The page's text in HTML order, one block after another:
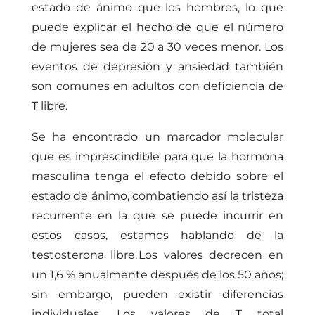
estado de ánimo que los hombres, lo que
puede explicar el hecho de que el número
de mujeres sea de 20 a 30 veces menor. Los
eventos de depresión y ansiedad también
son comunes en adultos con deficiencia de
T libre.
Se ha encontrado un marcador molecular
que es imprescindible para que la hormona
masculina tenga el efecto debido sobre el
estado de ánimo, combatiendo así la tristeza
recurrente en la que se puede incurrir en
estos casos, estamos hablando de la
testosterona libre. Los valores decrecen en
un 1,6 % anualmente después de los 50 años;
sin embargo, pueden existir diferencias